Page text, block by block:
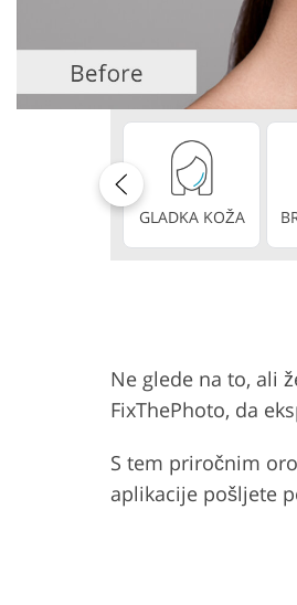
Urejanje fotografij
GLADKA KOŽA
Ne glede na to, ali
FixThePhoto, da
S tem priročnim
aplikacije pošljete